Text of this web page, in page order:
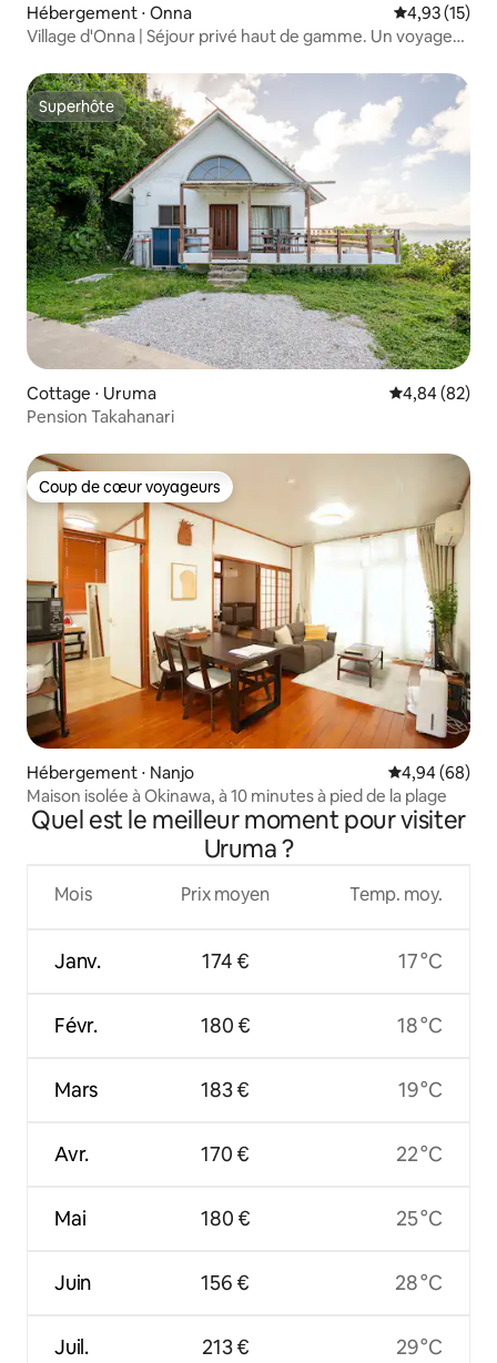
Hébergement ⋅ Onna Évaluation
4,93 (15)
Village d'Onna | Séjour privé haut de gamme. Un voyage
Superhôte
Superhôte
Cottage ⋅ Uruma Évaluation
4,84 (82)
Pension Takahanari
Coup de cœur voyageurs
Coup de cœur voyageurs
Hébergement ⋅ Nanjo Évaluation
4,94 (68)
Maison isolée à Okinawa, à 10 minutes à pied de la plage
Quel est le meilleur moment pour visiter
Uruma ?
Mois
Janv.
Févr.
Mars
Avr.
Mai
Juin
Juil.
Prix moyen
174 €
180 €
183 €
170 €
180 €
156 €
213 €
Temp. moy.
17 °C
18 °C
19 °C
22 °C
25 °C
28 °C
29 °C